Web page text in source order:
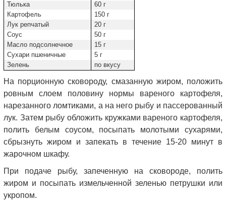
Тюлька
60 г
Картофель
150 г
Лук репчатый
20 г
Соус
50 г
Масло подсолнечное
15 г
Сухари пшеничные
5 г
Зелень
по вкусу
На порционную сковороду, смазанную жиром, положить
ровным слоем половину нормы вареного картофеля,
нарезанного ломтиками, а на него рыбу и пассерованный
лук. Затем рыбу обложить кружками вареного картофеля,
полить белым соусом, посыпать молотыми сухарями,
сбрызнуть жиром и запекать в течение 15-20 минут в
жарочном шкафу.
При подаче рыбу, запеченную на сковороде, полить
жиром и посыпать измельченной зеленью петрушки или
укропом.